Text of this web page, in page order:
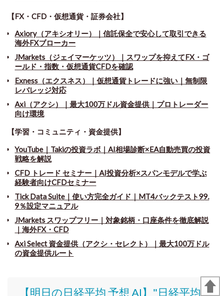
【FX・CFD・仮想通貨・証券会社】
Axiory（アキシオリー）｜信託保全で安心して取引できる
海外FXブローカー
JMarkets（ジェイマーケッツ）｜スワップを抑えてFX・ゴ
ールド・指数・仮想通貨CFDを確認
Exness（エクスネス）｜仮想通貨トレードに強い｜無制限
レバレッジ対応
Axi（アクシ）｜最大100万ドル資金提供｜プロトレーダー
向け環境
【学習・コミュニティ・資金提供】
YouTube｜Takiの投資ラボ｜AI相場診断×EA自動売買の投資
戦略を解説
CFD トレード セミナー ｜ AI投資分析×スパンモデルで学ぶ
経験者向けCFDセミナー
Tick Data Suite ｜ 使い方完全ガイド｜MT4バックテスト99.
9％設定マニュアル
JMarkets スワップフリー ｜ 対象銘柄・口座条件を徹底解説
｜海外FX・CFD
Axi Select 資金提供（アクシ・セレクト）｜最大100万ドル
の資金提供ルート
【明日の日経平均 予想 AI】"日経平均